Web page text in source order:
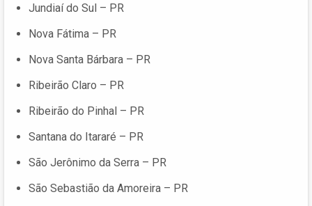
Jundiaí do Sul – PR
Nova Fátima – PR
Nova Santa Bárbara – PR
Ribeirão Claro – PR
Ribeirão do Pinhal – PR
Santana do Itararé – PR
São Jerônimo da Serra – PR
São Sebastião da Amoreira – PR